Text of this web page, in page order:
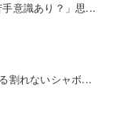
手意識あり？」思...
割れないシャボ...